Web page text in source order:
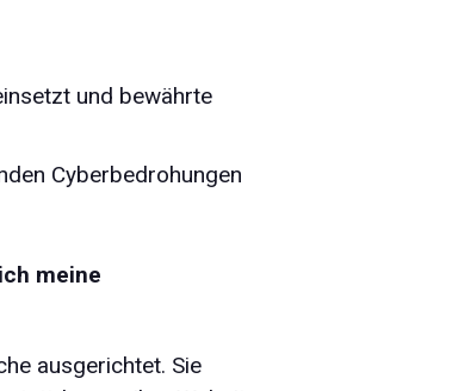
und bewährte
Cyberbedrohungen
meine
ausgerichtet. Sie